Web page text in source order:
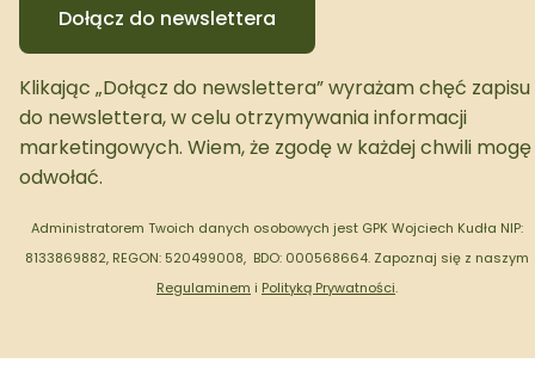
Dołącz do newslettera
Klikając „Dołącz do newslettera” wyrażam chęć zapisu
do newslettera, w celu otrzymywania informacji
marketingowych. Wiem, że zgodę w każdej chwili mogę
odwołać.
Administratorem Twoich danych osobowych jest GPK Wojciech Kudła NIP:
8133869882, REGON: 520499008, BDO: 000568664. Zapoznaj się z naszym
Regulaminem i Polityką Prywatności.